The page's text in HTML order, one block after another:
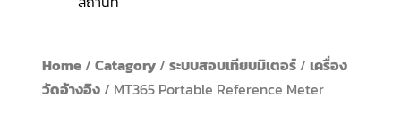
Home/ Catagory/ ระบบสอบเทียบมิเตอร์/ เครื่อง
วัดอ้างอิง/ MT365 Portable Reference Meter